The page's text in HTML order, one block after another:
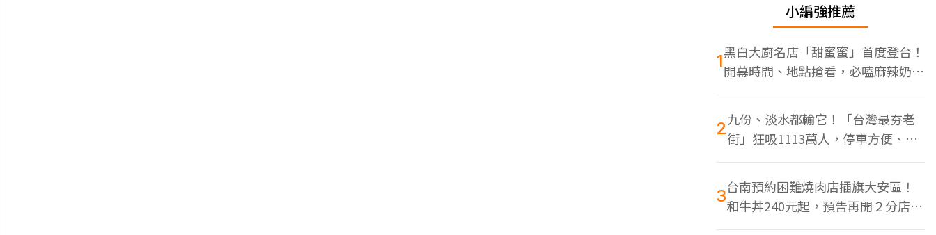
小編強推薦
1黑白大廚名店「甜蜜蜜」首度登台！
開幕時間、地點搶看，必嗑麻辣奶油
蝦
2九份、淡水都輸它！「台灣最夯老
街」狂吸1113萬人，停車方便、特
色美食多
3台南預約困難燒肉店插旗大安區！
和牛丼240元起，預告再開２分店、
地點曝光